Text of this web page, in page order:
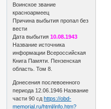
Воинское звание
красноармеец
Причина выбытия пропал без
вести
Дата выбытия10.08.1943
Название источника
информации Всероссийская
Книга Памяти. Пензенская
область. Том 8.
Донесения послевоенного
периода 12.06.1946 Название
части 90 сдhttps://obd-
memorial.ru/html/info.htm?